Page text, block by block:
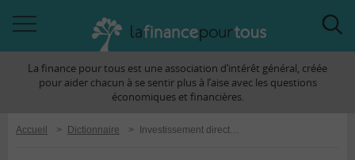
àLa finance pour tous est une association d’intérêt général, créée
pour aider chacun à se sentir plus à l’aise avec les questions
économiques et financières.
Accueil > Dictionnaire > Investissement direct étranger (IDE)